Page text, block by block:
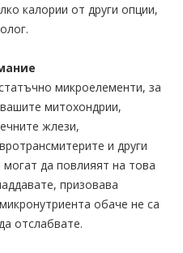
калории от други опции,
микроелементи, за
митохондрии,
жлези,
и други
да повлияят на това
призовава
обаче не са
отслабвате.